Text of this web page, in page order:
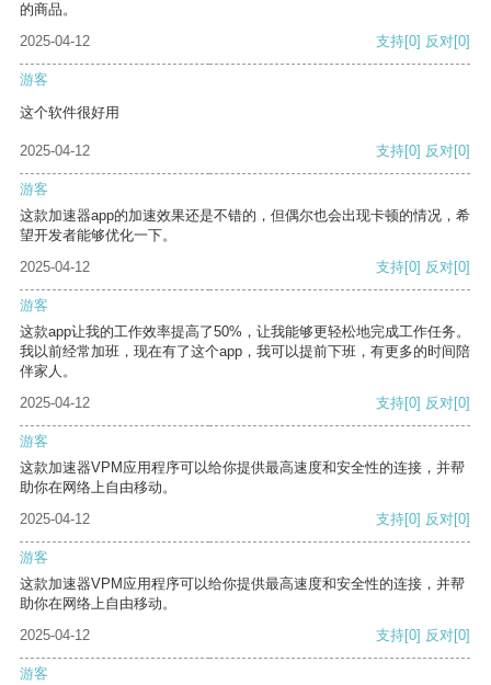
的商品。
2025-04-12
支持[0] 反对[0]
游客
这个软件很好用
2025-04-12 支持[0] 反对[0]
游客
这款加速器app的加速效果还是不错的，但偶尔也会出现卡顿的情况，希
望开发者能够优化一下。
2025-04-12
支持[0] 反对[0]
游客
这款app让我的工作效率提高了50%，让我能够更轻松地完成工作任务。
我以前经常加班，现在有了这个app，我可以提前下班，有更多的时间陪
伴家人。
2025-04-12
支持[0] 反对[0]
游客
这款加速器VPM应用程序可以给你提供最高速度和安全性的连接，并帮
助你在网络上自由移动。
2025-04-12
支持[0] 反对[0]
游客
这款加速器VPM应用程序可以给你提供最高速度和安全性的连接，并帮
助你在网络上自由移动。
2025-04-12
支持[0] 反对[0]
游客